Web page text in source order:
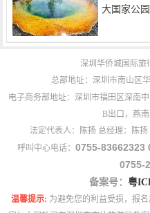
大国家公园
深圳华侨城国际旅
总部地址：深圳市南山区
电子商务部地址：深圳市福田区深南
B出口，燕
法定代表人：陈扬 总经理：陈
呼叫中心电话： 0755-83662323
0755-
备案号： 粤
温馨提示: 为避免您的利益受损，报